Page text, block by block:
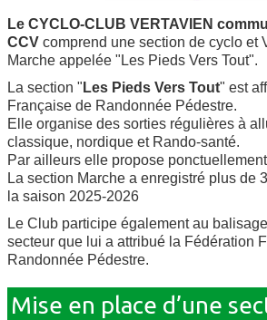
Le CYCLO-CLUB VERTAVIEN
CCV comprend une section de cyclo et
Marche appelée "Les Pieds Vers Tout".
La section " Les Pieds Vers Tout" est
Française de Randonnée Pédestre.
Elle organise des sorties régulières à
classique, nordique et Rando-santé.
Par ailleurs elle propose
La section Marche a enregistré plus de
la saison 2025-2026
Le Club participe également au
secteur que lui a attribué la Fédération
Randonnée Pédestre.
Mise en place d’une